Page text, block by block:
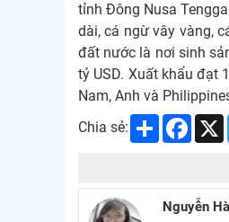
tỉnh Đông Nusa
dài, cá ngừ vây vàng,
đất nước là nơi sinh
tỷ USD. Xuất khẩu đạt
Nam, Anh và
Chia sẻ:
Share X
Nguyễn Hà